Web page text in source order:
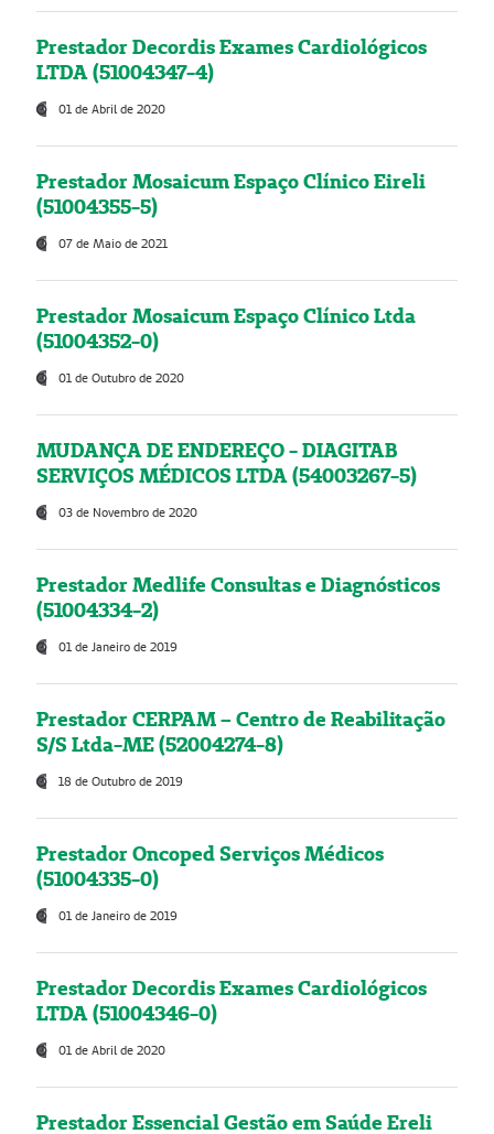
Prestador Decordis Exames Cardiológicos
LTDA (51004347-4)
01 de Abril de 2020
Prestador Mosaicum Espaço Clínico Eireli
(51004355-5)
07 de Maio de 2021
Prestador Mosaicum Espaço Clínico Ltda
(51004352-0)
01 de Outubro de 2020
MUDANÇA DE ENDEREÇO - DIAGITAB
SERVIÇOS MÉDICOS LTDA (54003267-5)
03 de Novembro de 2020
Prestador Medlife Consultas e Diagnósticos
(51004334-2)
01 de Janeiro de 2019
Prestador CERPAM – Centro de Reabilitação
S/S Ltda-ME (52004274-8)
18 de Outubro de 2019
Prestador Oncoped Serviços Médicos
(51004335-0)
01 de Janeiro de 2019
Prestador Decordis Exames Cardiológicos
LTDA (51004346-0)
01 de Abril de 2020
Prestador Essencial Gestão em Saúde Ereli